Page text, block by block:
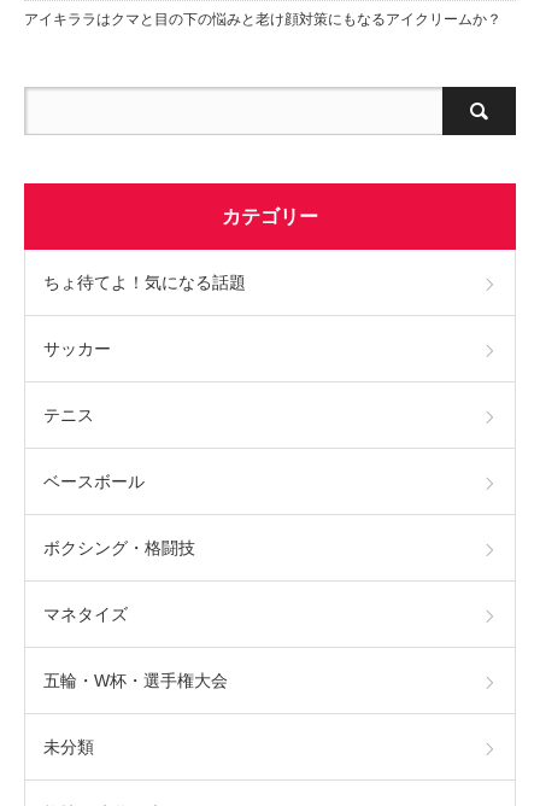
アイキララはクマと目の下の悩みと老け顔対策にもなるアイクリームか？
カテゴリー
ちょ待てよ！気になる話題
サッカー
テニス
ベースボール
ボクシング・格闘技
マネタイズ
五輪・W杯・選手権大会
未分類